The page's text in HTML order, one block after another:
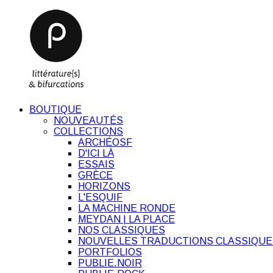
BOUTIQUE
NOUVEAUTÉS
COLLECTIONS
ARCHÉOSF
D'ICI LÀ
ESSAIS
GRÈCE
HORIZONS
L'ESQUIF
LA MACHINE RONDE
MEYDAN | LA PLACE
NOS CLASSIQUES
NOUVELLES TRADUCTIONS
PORTFOLIOS
PUBLIE.NOIR